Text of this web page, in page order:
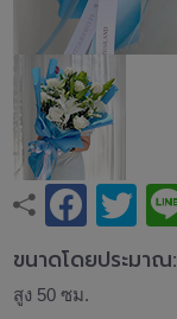
ขนาดโดยประมาณ:
สูง 50 ซม.